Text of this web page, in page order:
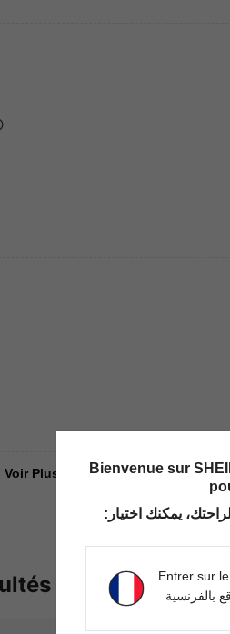
Voir Plus D'avisBienvenue sur
يمكنك اختيار:
Entrer sur
بالفرنسية